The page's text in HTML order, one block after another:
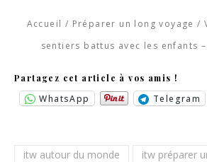
Accueil / Préparer un long voyage /
sentiers battus avec les enfants
Partagez cet article à vos amis !
WhatsApp Telegram
itw autour du monde
itw préparer